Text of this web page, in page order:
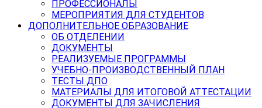
ПРОФЕССИОНАЛЫ
МЕРОПРИЯТИЯ ДЛЯ СТУДЕНТОВ
ДОПОЛНИТЕЛЬНОЕ ОБРАЗОВАНИЕ
ОБ ОТДЕЛЕНИИ
ДОКУМЕНТЫ
РЕАЛИЗУЕМЫЕ ПРОГРАММЫ
УЧЕБНО-ПРОИЗВОДСТВЕННЫЙ ПЛАН
ТЕСТЫ ДПО
МАТЕРИАЛЫ ДЛЯ ИТОГОВОЙ АТТЕСТАЦИИ
ДОКУМЕНТЫ ДЛЯ ЗАЧИСЛЕНИЯ